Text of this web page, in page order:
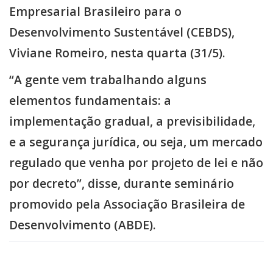
Empresarial Brasileiro para o
Desenvolvimento Sustentável (CEBDS),
Viviane Romeiro, nesta quarta (31/5).
“A gente vem trabalhando alguns
elementos fundamentais: a
implementação gradual, a previsibilidade,
e a segurança jurídica, ou seja, um mercado
regulado que venha por projeto de lei e não
por decreto”, disse, durante seminário
promovido pela Associação Brasileira de
Desenvolvimento (ABDE).